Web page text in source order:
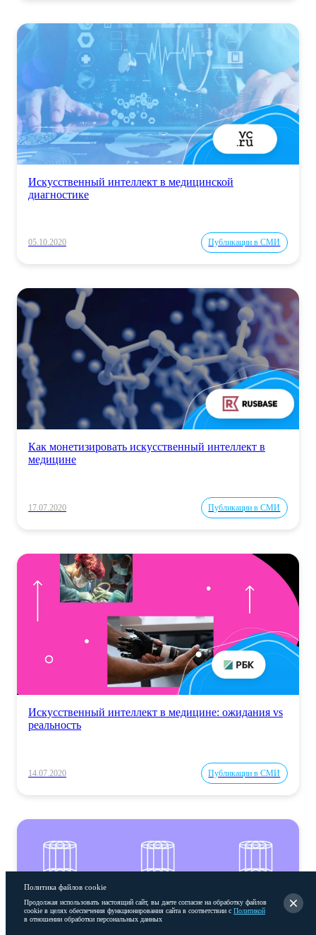
Искусственный интеллект в медицинской
диагностике
05.10.2020 Публикации в СМИ
Как монетизировать искусственный интеллект в
медицине
17.07.2020 Публикации в СМИ
Искусственный интеллект в медицине: ожидания vs
реальность
14.07.2020 Публикации в СМИ
Политика файлов cookie
Продолжая использовать настоящий сайт, вы даете согласие на обработку файлов
cookie в целях обеспечения функционирования сайта в соответствии с Политикой
в отношении обработки персональных данных